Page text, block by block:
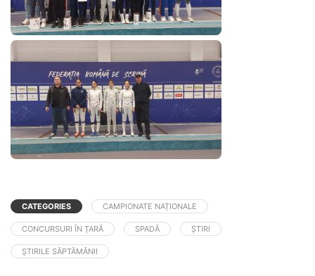
CATEGORIES CAMPIONATE NAȚIONALE
CONCURSURI ÎN ȚARĂ SPADĂ ȘTIRI
ȘTIRILE SĂPTĂMÂNII